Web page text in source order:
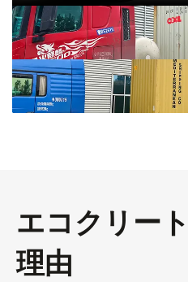
エコクリー
理由